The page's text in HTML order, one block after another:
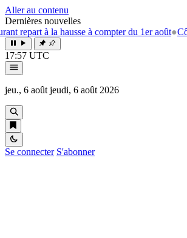
Aller au contenu
Dernières nouvelles
à compter du 1er août●Côte d'Ivoire : la
17:57 UTC
jeu., 6 août jeudi, 6 août 2026
Se connecter S'abonner